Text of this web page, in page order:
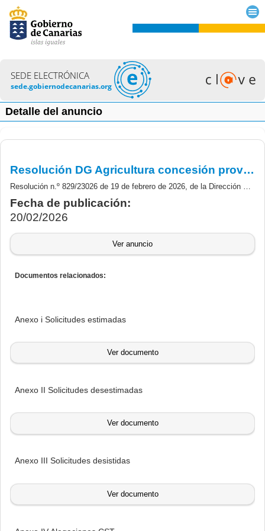
SEDE ELECTRÓNICA
sede.gobiernodecanarias.org
Detalle del anuncio
Resolución DG Agricultura concesión provisional Acción III.12 Cultivos Forrajeros POSEI campaña 2025
Resolución n.º 829/23026 de 19 de febrero de 2026, de la Dirección General de Agricultura por la que se propone la concesión o desestimación de las ayudas establecidas en la Acción III.12 “Ayuda a los productores de determinados cultivos forrajeros” del Programa Comunitario de Apoyo a las Producciones Agrarias de Canarias, campaña 2025, y por la que se da audiencia a los interesados.
Fecha de publicación:
20/02/2026
Ver anuncio
Documentos relacionados:
Anexo i Solicitudes estimadas
Ver documento
Anexo II Solicitudes desestimadas
Ver documento
Anexo III Solicitudes desistidas
Ver documento